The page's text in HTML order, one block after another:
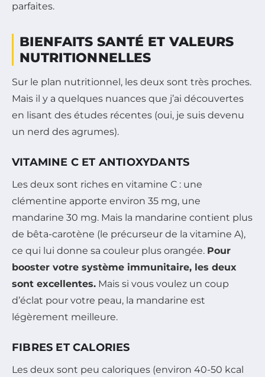
parfaites.
BIENFAITS SANTÉ ET VALEURS
NUTRITIONNELLES
Sur le plan nutritionnel, les deux sont très proches.
Mais il y a quelques nuances que j’ai découvertes
en lisant des études récentes (oui, je suis devenu
un nerd des agrumes).
VITAMINE C ET ANTIOXYDANTS
Les deux sont riches en vitamine C : une
clémentine apporte environ 35 mg, une
mandarine 30 mg. Mais la mandarine contient plus
de bêta-carotène (le précurseur de la vitamine A),
ce qui lui donne sa couleur plus orangée. Pour
booster votre système immunitaire, les deux
sont excellentes. Mais si vous voulez un coup
d’éclat pour votre peau, la mandarine est
légèrement meilleure.
FIBRES ET CALORIES
Les deux sont peu caloriques (environ 40-50 kcal